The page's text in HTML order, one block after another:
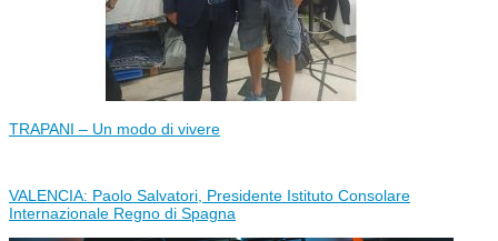
TRAPANI – Un modo di vivere
VALENCIA: Paolo Salvatori, Presidente Istituto Consolare
Internazionale Regno di Spagna